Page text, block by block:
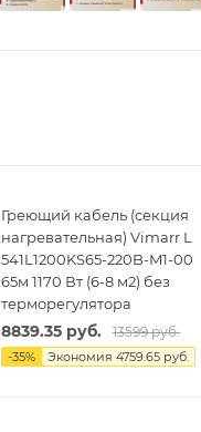
Греющий кабель (секция
нагревательная) Vimarr L
541L1200KS65-220B-M1-00
65м 1170 Вт (6-8 м2) без
терморегулятора
8839.35 руб. 13599руб.
-35% Экономия4759.65 руб.